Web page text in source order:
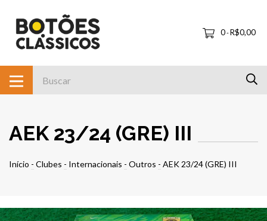
0-R$0,00
AEK 23/24 (GRE) III
Início - Clubes - Internacionais - Outros - AEK 23/24 (GRE) III